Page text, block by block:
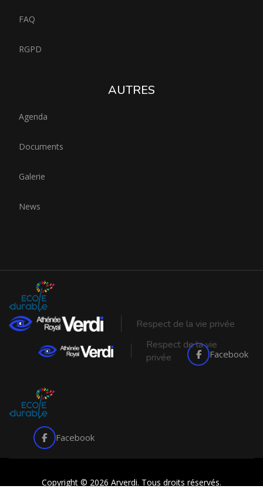
FAQ
RGPD
AUTRES
Agenda
Documents
Galerie
News
Respect de la vie privée
Facebook
Respect de la vie
privée
Facebook
Copyright © 2026 Arverdi. Tous droits réservés.